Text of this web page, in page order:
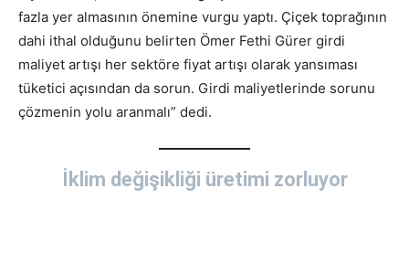
fazla yer almasının önemine vurgu yaptı. Çiçek toprağının
dahi ithal olduğunu belirten Ömer Fethi Gürer girdi
maliyet artışı her sektöre fiyat artışı olarak yansıması
tüketici açısından da sorun. Girdi maliyetlerinde sorunu
çözmenin yolu aranmalı” dedi.
İklim değişikliği üretimi zorluyor